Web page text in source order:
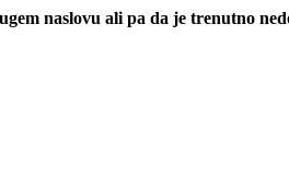
naslovu ali pa da je trenutno